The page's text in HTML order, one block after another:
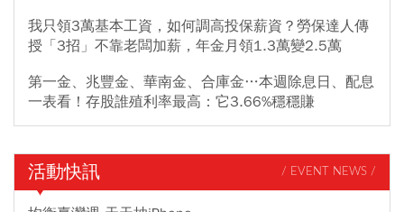
我只領3萬基本工資，如何調高投保薪資？勞保達人傳
授「3招」不靠老闆加薪，年金月領1.3萬變2.5萬
第一金、兆豐金、華南金、合庫金…本週除息日、配息
一表看！存股誰殖利率最高：它3.66%穩穩賺
活動快訊 / EVENT NEWS /